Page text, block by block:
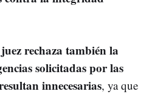
rechaza también la
solicitadas por las
innecesarias, ya que